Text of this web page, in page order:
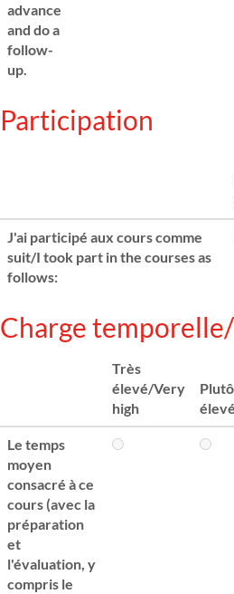
advance
and do a
follow-
up.
Participation
J'ai participé aux cours comme
suit/I took part in the courses as
follows:
Charge
Très
élevé/Very
high
Le temps
moyen
consacré à ce
cours (avec la
préparation
et
l'évaluation, y
compris le